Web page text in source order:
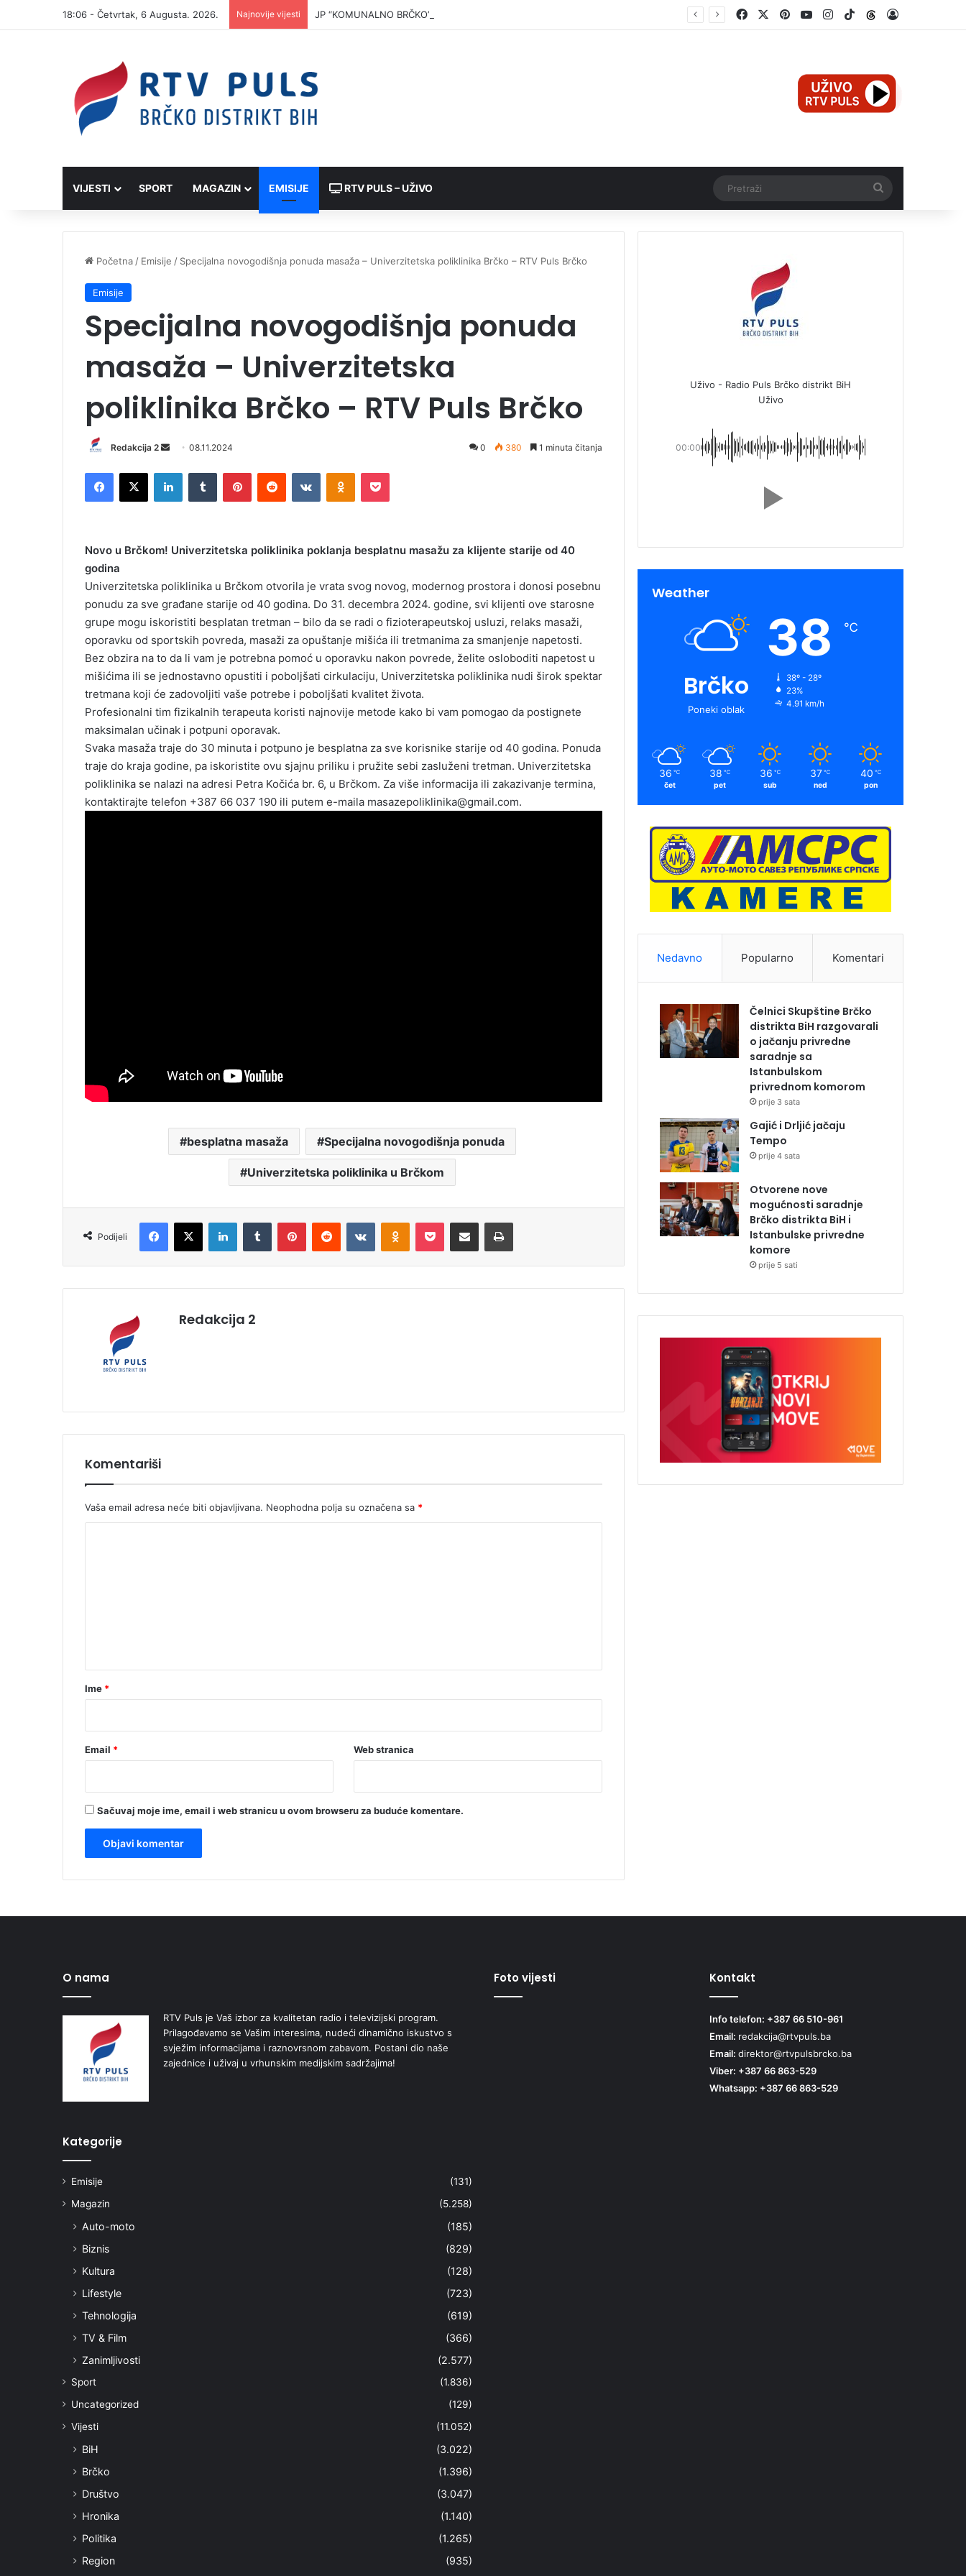
18:06 - Četvrtak, 6 Augusta. 2026. Najnovije vijesti JP “KOMUNALNO BRČKO”: Voda iz rezervoara Gajevi trenutno nije za piće FacebookPinterestYouTubeInstagram
TikTokThreads
VIJESTI SPORT MAGAZIN EMISIJE RTV PULS – UŽIVO
Početna / Emisije / Specijalna novogodišnja ponuda masaža – Univerzitetska poliklinika Brčko – RTV Puls Brčko
Emisije
Specijalna novogodišnja ponuda
masaža – Univerzitetska
poliklinika Brčko – RTV Puls Brčko
Redakcija 2
n
d
e
a
i
l
08.11.2024 0 380 1 minuta čitanja
Novo u Brčkom! Univerzitetska poliklinika poklanja besplatnu masažu za klijente starije od 40
godina
Univerzitetska poliklinika u Brčkom otvorila je vrata svog novog, modernog prostora i donosi posebnu
ponudu za sve građane starije od 40 godina. Do 31. decembra 2024. godine, svi klijenti ove starosne
grupe mogu iskoristiti besplatan tretman – bilo da se radi o fizioterapeutskoj usluzi, relaks masaži,
oporavku od sportskih povreda, masaži za opuštanje mišića ili tretmanima za smanjenje napetosti.
Bez obzira na to da li vam je potrebna pomoć u oporavku nakon povrede, želite osloboditi napetost u
mišićima ili se jednostavno opustiti i poboljšati cirkulaciju, Univerzitetska poliklinika nudi širok spektar
tretmana koji će zadovoljiti vaše potrebe i poboljšati kvalitet života.
Profesionalni tim fizikalnih terapeuta koristi najnovije metode kako bi vam pomogao da postignete
maksimalan učinak i potpuni oporavak.
Svaka masaža traje do 30 minuta i potpuno je besplatna za sve korisnike starije od 40 godina. Ponuda
traje do kraja godine, pa iskoristite ovu sjajnu priliku i pružite sebi zasluženi tretman. Univerzitetska
poliklinika se nalazi na adresi Petra Kočića br. 6, u Brčkom. Za više informacija ili zakazivanje termina,
kontaktirajte telefon +387 66 037 190 ili putem e-maila masazepoliklinika@gmail.com.
besplatna masaža Specijalna novogodišnja ponuda
Univerzitetska poliklinika u Brčkom
Podijeli
Redakcija 2
Komentariši
Vaša email adresa neće biti objavljivana. Neophodna polja su označena sa *
rIme *
Email * Web stranica
Sačuvaj moje ime, email i web stranicu u ovom browseru za buduće komentare.
Uživo - Radio Puls Brčko distrikt BiH
Uživo
00:00
Weather
Brčko
Poneki oblak
38 ℃
38º - 28º
23%
4.91 km/h
36 ℃
čet
38 ℃
pet
36 ℃
sub
37 ℃
ned
40 ℃
pon
Nedavno Popularno Komentari
Čelnici Skupštine Brčko
distrikta BiH razgovarali
o jačanju privredne
saradnje sa
Istanbulskom
privrednom komorom
prije 3 sata
Gajić i Drljić jačaju
Tempo
prije 4 sata
Otvorene nove
mogućnosti saradnje
Brčko distrikta BiH i
Istanbulske privredne
komore
prije 5 sati
O nama
RTV Puls je Vaš izbor za kvalitetan radio i televizijski program.
Prilagođavamo se Vašim interesima, nudeći dinamično iskustvo s
svježim informacijama i raznovrsnom zabavom. Postani dio naše
zajednice i uživaj u vrhunskim medijskim sadržajima!
Kategorije
Emisije
(131)
Magazin
(5.258)
Auto-moto
(185)
Biznis
(829)
Kultura
(128)
Lifestyle
(723)
Tehnologija
(619)
TV & Film
(366)
Zanimljivosti
(2.577)
Sport
(1.836)
Uncategorized
(129)
Vijesti
(11.052)
BiH
(3.022)
Brčko
(1.396)
Društvo
(3.047)
Hronika
(1.140)
Politika
(1.265)
Region
(935)
Foto vijesti Kontakt
Info telefon: +387 66 510-961
Email: redakcija@rtvpuls.ba
Email: direktor@rtvpulsbrcko.ba
Viber: +387 66 863-529
Whatsapp: +387 66 863-529